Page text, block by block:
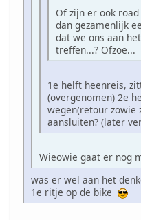
Of zijn er ook
dan gezamenlijk
dat we ons aan
treffen...? Ofzoe...
1e helft heenreis,
(overgenomen) 2e
wegen(retour zowie
aansluiten? (later
Wieowie gaat er nog
was er wel aan het
1e ritje op de bike